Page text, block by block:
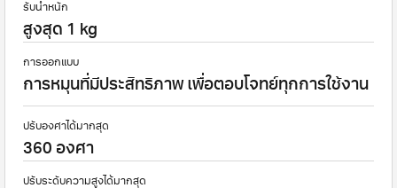
รับน้ำหนัก
สูงสุด 1 kg
การออกแบบ
การหมุนที่มีประสิทธิภาพ เพื่อตอบโจทย์ทุกการใช้งาน
ปรับองศาได้มากสุด
360 องศา
ปรับระดับความสูงได้มากสุด